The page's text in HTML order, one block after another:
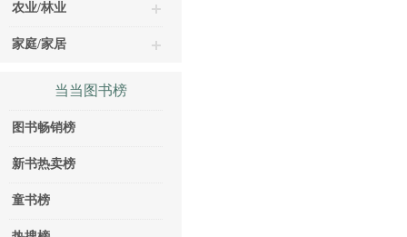
农业/林业
家庭/家居
当当图书榜
图书畅销榜
新书热卖榜
童书榜